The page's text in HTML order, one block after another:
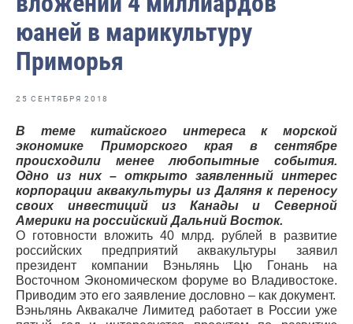
Отраслевые СМИ
Выставки и конференции
Научно-практическая литература
Рыбоохрана России
Отрасль в цифрах
Инфографика
Большая африканская экспедиция
Укрепление духовно-нравственных ценностей
События в России и мире
юаней в марикультуру
Приморья
25 СЕНТЯБРЯ 2018
В теме китайского интереса к морской
экономике Приморского края в сентябре
происходили менее любопытные события.
Одно из них – открыто заявленный интерес
корпорации аквакультуры из Даляня к переносу
своих инвестиций из Канады и Северной
Америки на российский Дальний Восток.
О готовности вложить 40 млрд. рублей в развитие
российских предприятий аквакультуры заявил
президент компании Вэньлянь Цю Гонань на
Восточном Экономическом форуме во Владивостоке.
Приводим это его заявление дословно – как документ.
Вэньлянь Аквакалче Лимитед работает в России уже